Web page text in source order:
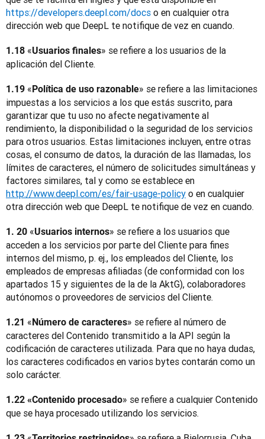
https://developers.deepl.com/docs o en cualquier otra
dirección web que DeepL te notifique de vez en cuando.
1.18 «Usuarios finales» se refiere a los usuarios de la
aplicación del Cliente.
1.19 «Política de uso razonable» se refiere a las limitaciones
impuestas a los servicios a los que estás suscrito, para
garantizar que tu uso no afecte negativamente al
rendimiento, la disponibilidad o la seguridad de los servicios
para otros usuarios. Estas limitaciones incluyen, entre otras
cosas, el consumo de datos, la duración de las llamadas, los
límites de caracteres, el número de solicitudes simultáneas y
http://www.deepl.com/es/fair-usage-policy o en cualquier
otra dirección web que DeepL te notifique de vez en cuando.
1. 20 «Usuarios internos» se refiere a los usuarios que
acceden a los servicios por parte del Cliente para fines
internos del mismo, p. ej., los empleados del Cliente, los
empleados de empresas afiliadas (de conformidad con los
apartados 15 y siguientes de la de la AktG), colaboradores
autónomos o proveedores de servicios del Cliente.
1.21 «Número de caracteres» se refiere al número de
caracteres del Contenido transmitido a la API según la
codificación de caracteres utilizada. Para que no haya dudas,
los caracteres codificados en varios bytes contarán como un
solo carácter.
1.22 «Contenido procesado» se refiere a cualquier Contenido
que se haya procesado utilizando los servicios.